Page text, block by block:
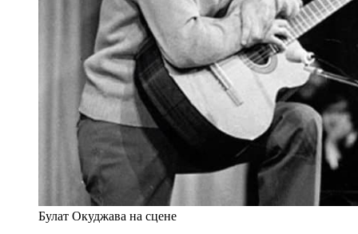
Булат Окуджава на сцене